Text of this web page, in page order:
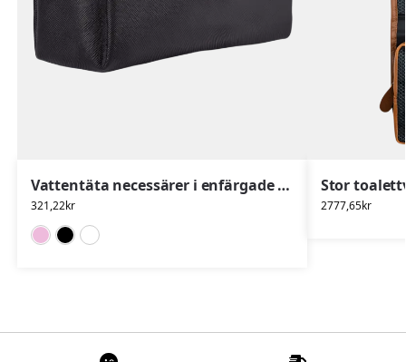
Vattentäta necessärer i enfärgade färger
321,22kr 2777,65kr